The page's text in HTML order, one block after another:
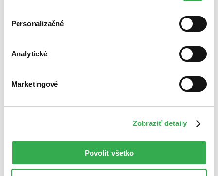
Personalizačné
Analytické
Marketingové
Zobraziť detaily
Povoliť všetko
Zoradiť
Novinky
Zrušiť filtre
čítané - výborný stav
Nebol nájdený
Skúste prosím zmeniť vyhľadávaný výraz.